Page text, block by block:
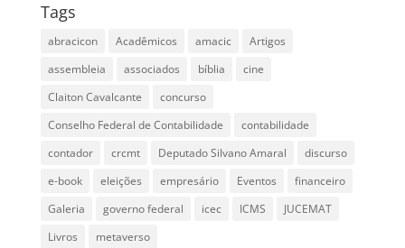
Tags
abracicon Acadêmicos amacic
Artigos
assembleia
associados bíblia
cine
Claiton Cavalcante
concurso
Conselho Federal de Contabilidade
contabilidade
contador
crcmt Deputado Silvano Amaral
discurso
e-book
eleições empresário Eventos
financeiro
Galeria
governo federal icec ICMS
JUCEMAT
Livros
metaverso